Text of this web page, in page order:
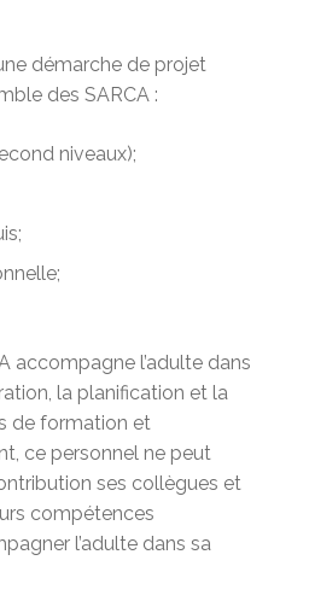
démarche de projet
des SARCA :
niveaux);
accompagne l’adulte dans
la planification et la
de formation et
ce personnel ne peut
ses collègues et
compétences
l’adulte dans sa